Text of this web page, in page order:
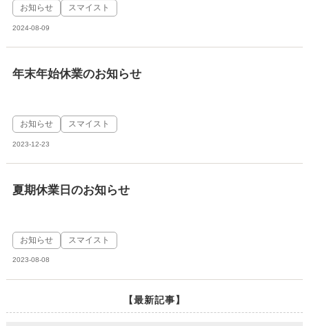
お知らせ スマイスト
2024-08-09
年末年始休業のお知らせ
お知らせ スマイスト
2023-12-23
夏期休業日のお知らせ
お知らせ スマイスト
2023-08-08
【最新記事】